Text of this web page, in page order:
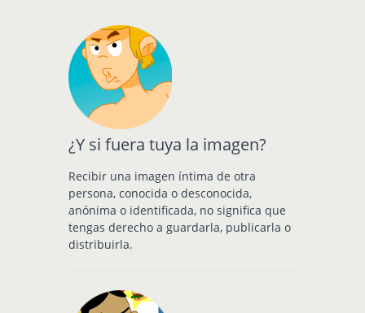
¿Y si fuera tuya la imagen?
Recibir una imagen íntima de otra
persona, conocida o desconocida,
anónima o identificada, no significa que
tengas derecho a guardarla, publicarla o
distribuirla.